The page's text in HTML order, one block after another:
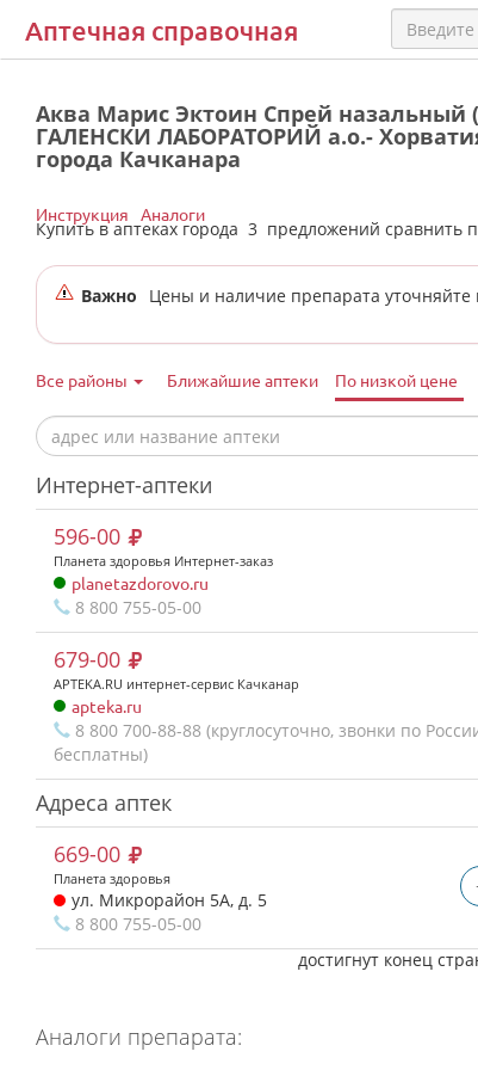
Аптечная справочная
Аква Марис Эктоин Спрей назальный
ГАЛЕНСКИ ЛАБОРАТОРИЙ а.о.-
города Качканара
Купить в аптеках города 3 предложений сравнить
Инструкция Аналоги
Важно Цены и наличие препарата уточняйте
Все районы Ближайшие аптеки По низкой цене
Интернет-аптеки
596-00
Планета здоровья Интернет-заказ
planetazdorovo.ru
8 800 755-05-00
679-00
APTEKA.RU интернет-сервис Качканар
apteka.ru
8 800 700-88-88 (круглосуточно, звонки по
бесплатны)
Адреса аптек
669-00
Планета здоровья
ул. Микрорайон 5А, д. 5
8 800 755-05-00
достигнут конец
Аналоги препарата: